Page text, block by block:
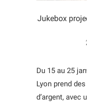
Jukebox
Du 15 au 25
Lyon prend
d’argent, avec